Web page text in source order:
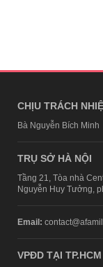
CHỊU TRÁCH
Bà Nguyễn Bích Minh
TRỤ SỞ HÀ NỘI
Tầng 21, Tòa nhà
Nguyễn Huy Tưởng,
Email:
VPĐD TẠI TP.HCM